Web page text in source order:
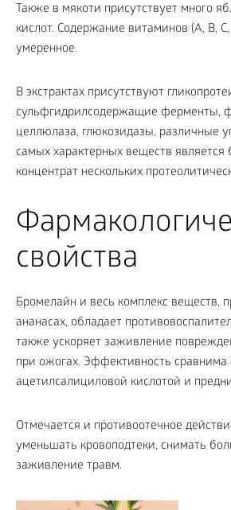
Также в мякоти присутствует много
кислот. Содержание витаминов (А, В,
умеренное.
В экстрактах присутствуют
сульфгидрилсодержащие ферменты,
целлюлаза, глюкозидазы, различные
самых характерных веществ
концентрат нескольких
свойства
Бромелайн и весь комплекс веществ,
ананасах, обладает
также ускоряет заживление
при ожогах. Эффективность сравнима
ацетилсалициловой кислотой и
Отмечается и противоотечное
уменьшать кровоподтеки, снимать
заживление травм.